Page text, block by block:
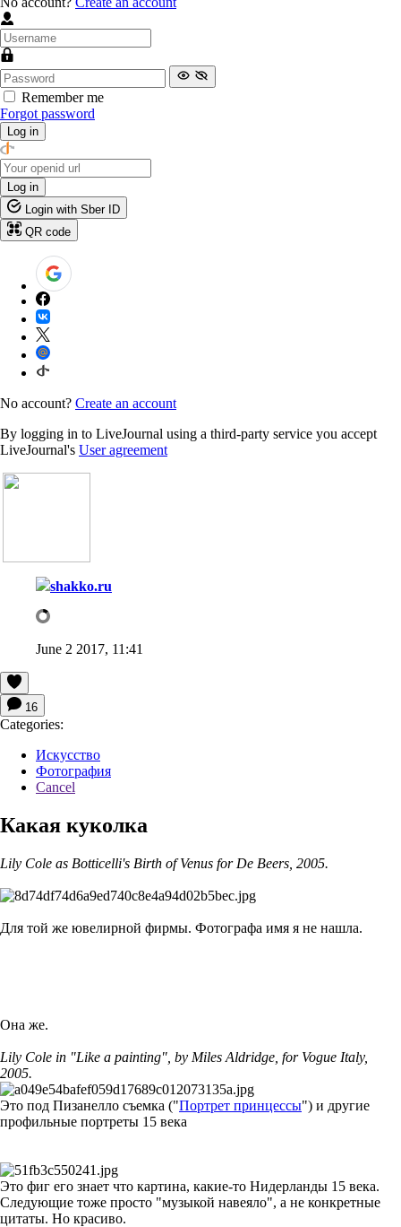
Remember me
Forgot password
Log in
Log in
Login with Sber ID
QR code
No account? Create an account
By logging in to LiveJournal using a third-party service you accept
LiveJournal's User agreement
shakko.ru
June 2 2017, 11:41
16
Categories:
Искусство
Фотография
Cancel
Какая куколка
Lily Cole as Botticelli's Birth of Venus for De Beers, 2005.
Для той же ювелирной фирмы. Фотографа имя я не нашла.
Она же.
Lily Cole in "Like a painting", by Miles Aldridge, for Vogue Italy,
2005.
Это под Пизанелло съемка ("Портрет принцессы") и другие
профильные портреты 15 века
Это фиг его знает что картина, какие-то Нидерланды 15 века.
Следующие тоже просто "музыкой навеяло", а не конкретные
цитаты. Но красиво.